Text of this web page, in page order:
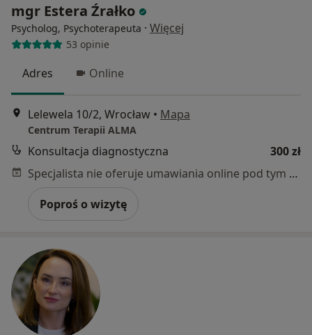
mgr Estera Źrałko
Psycholog, Psychoterapeuta · Więcej
53 opinie
Adres Online
Lelewela 10/2, Wrocław • Mapa
Centrum Terapii ALMA
Konsultacja diagnostyczna
300 zł
Specjalista nie oferuje umawiania online pod tym adresem.
Poproś o wizytę